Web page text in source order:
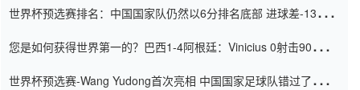
世界杯预选赛排名：中国国家队仍然以6分排名底部 进球差-13令人
您是如何获得世界第一的？巴西1-4阿根廷：Vinicius 0射击90分钟
世界杯预选赛-Wang Yudong首次亮相 中国国家足球队错过了世界